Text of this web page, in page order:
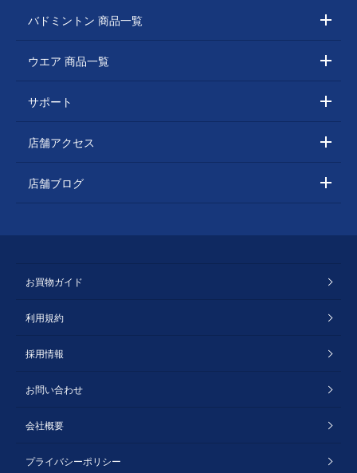
バドミントン 商品一覧
ウエア 商品一覧
サポート
店舗アクセス
店舗ブログ
お買物ガイド
利用規約
採用情報
お問い合わせ
会社概要
プライバシーポリシー